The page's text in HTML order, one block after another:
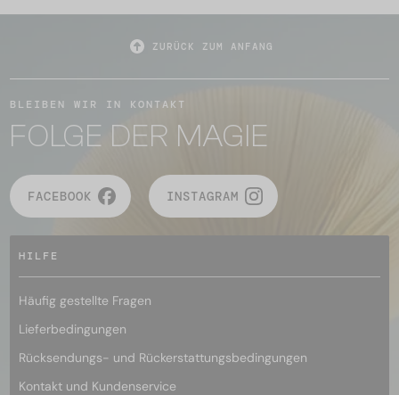
ZURÜCK ZUM ANFANG
BLEIBEN WIR IN KONTAKT
FOLGE DER MAGIE
FACEBOOK INSTAGRAM
HILFE
Häufig gestellte Fragen
Lieferbedingungen
Rücksendungs- und Rückerstattungsbedingungen
Kontakt und Kundenservice